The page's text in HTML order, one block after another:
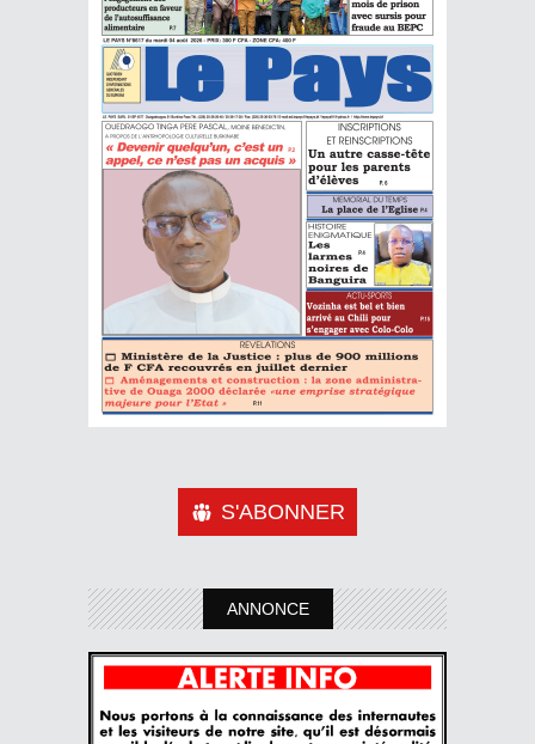
S'ABONNER
ANNONCE